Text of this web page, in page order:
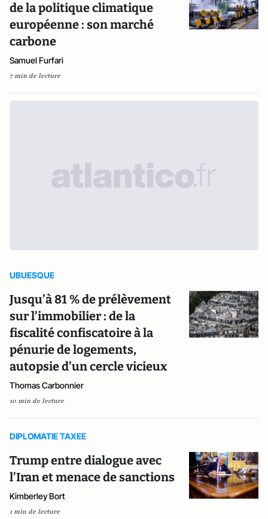
de la politique climatique
européenne : son marché
carbone
Samuel Furfari
7 min de lecture
UBUESQUE
Jusqu’à 81 % de prélèvement
sur l’immobilier : de la
fiscalité confiscatoire à la
pénurie de logements,
autopsie d’un cercle vicieux
Thomas Carbonnier
10 min de lecture
DIPLOMATIE TAXEE
Trump entre dialogue avec
l’Iran et menace de sanctions
Kimberley Bort
1 min de lecture